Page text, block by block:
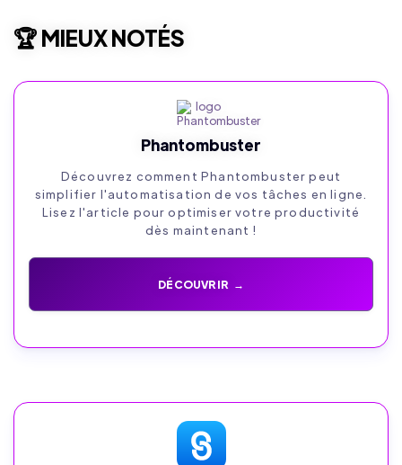
🏆 MIEUX NOTÉS
Phantombuster
Découvrez comment Phantombuster peut
simplifier l'automatisation de vos tâches en ligne.
Lisez l'article pour optimiser votre productivité
dès maintenant !
DÉCOUVRIR →